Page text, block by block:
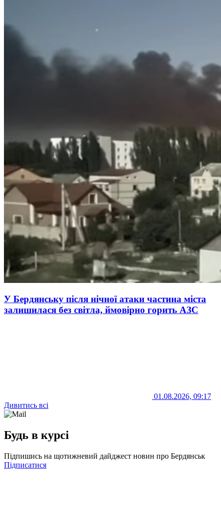
У Бердянську після нічної атаки частина міста
залишилася без світла, ймовірно горить АЗС
01.08.2026, 09:17
Дивитись всі
Будь в курсі
Підпишись на щотижневий дайджест новин про Бердянськ
Підписатися